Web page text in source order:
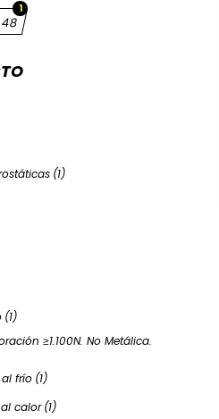
1
48
(1)
(1)
≥1.100N. No Metálica.
frío (1)
calor (1)